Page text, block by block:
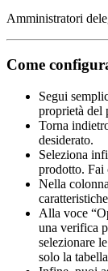
Amministratori
Come
Segui
proprietà del
Torna
desiderato.
Seleziona
prodotto. Fai
Nella
Alla voce
una verifica
selezionare
solo la